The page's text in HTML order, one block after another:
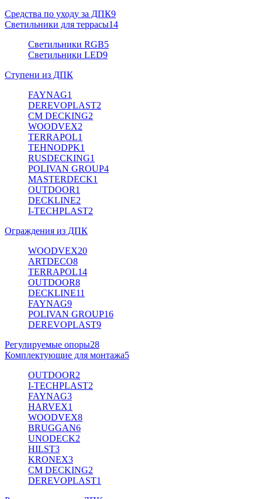
Средства по уходу за ДПК9
Светильники для террасы14
Светильники RGB5
Светильники LED9
Ступени из ДПК
FAYNAG1
DEREVOPLAST2
CM DECKING2
WOODVEX2
TERRAPOL1
TEHNODPK1
RUSDECKING1
POLIVAN GROUP4
MASTERDECK1
OUTDOOR1
DECKLINE2
I-TECHPLAST2
Ограждения из ДПК
WOODVEX20
ARTDECO8
TERRAPOL14
OUTDOOR8
DECKLINE11
FAYNAG9
POLIVAN GROUP16
DEREVOPLAST9
Регулируемые опоры28
Комплектующие для монтажа5
OUTDOOR2
I-TECHPLAST2
FAYNAG3
HARVEX1
WOODVEX8
BRUGGAN6
UNODECK2
HILST3
KRONEX3
CM DECKING2
DEREVOPLAST1